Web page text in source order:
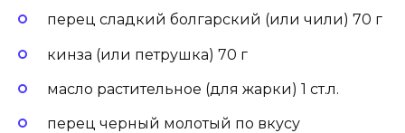
перец сладкий болгарский (или чили) 70 г
кинза (или петрушка) 70 г
масло растительное (для жарки) 1 ст.л.
перец черный молотый по вкусу